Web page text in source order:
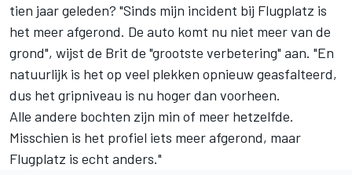
tien jaar geleden? "Sinds mijn incident bij Flugplatz is
het meer afgerond. De auto komt nu niet meer van de
grond", wijst de Brit de "grootste verbetering" aan. "En
natuurlijk is het op veel plekken opnieuw geasfalteerd,
dus het gripniveau is nu hoger dan voorheen.
Alle andere bochten zijn min of meer hetzelfde.
Misschien is het profiel iets meer afgerond, maar
Flugplatz is echt anders."